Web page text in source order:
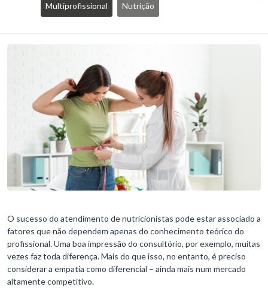
Multiprofissional Nutrição
O sucesso do atendimento de nutricionistas pode estar associado a
fatores que não dependem apenas do conhecimento teórico do
profissional. Uma boa impressão do consultório, por exemplo, muitas
vezes faz toda diferença. Mais do que isso, no entanto, é preciso
considerar a empatia como diferencial – ainda mais num mercado
altamente competitivo.